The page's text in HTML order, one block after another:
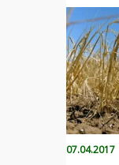
07.04.2017